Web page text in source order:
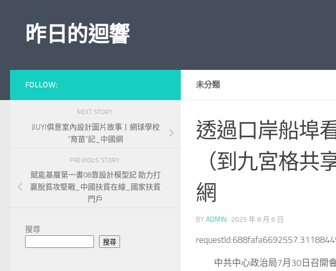
昨日的迴響
未分類
透過口岸船埠
（到九宮格共
網
BY ADMIN · 2025 年 8 月 6 日
中共中心政治局7月30日召開
FOLLOW:
NEXT STORY
JIUYI俱意室內設計圖片故事丨網球學校
“育苗”記_中國網
PREVIOUS STORY
賦能基層第一書08靠設計模型記 助力打
贏脫貧攻堅戰_中國扶貧在線_國家扶貧
門戶
搜尋
搜尋